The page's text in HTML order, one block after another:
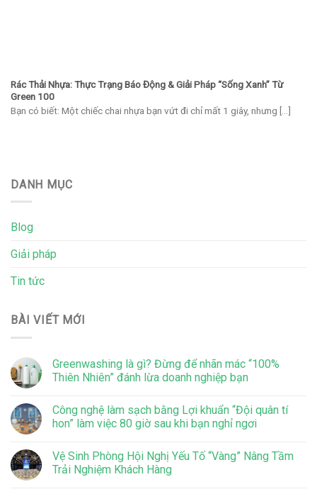
DANH MỤC
Blog
Giải pháp
Tin tức
BÀI VIẾT MỚI
Greenwashing là gì? Đừng để nhãn mác “100%
Thiên Nhiên” đánh lừa doanh nghiệp bạn
Công nghệ làm sạch bằng Lợi khuẩn “Đội quân tí
hon” làm việc 80 giờ sau khi bạn nghỉ ngơi
Vệ Sinh Phòng Hội Nghị Yếu Tố “Vàng” Nâng Tầm
Trải Nghiệm Khách Hàng
Rác Thải Nhựa: Thực Trạng Báo Động & Giải Pháp “Sống Xanh” Từ
Green 100
Bạn có biết: Một chiếc chai nhựa bạn vứt đi chỉ mất 1 giây, nhưng [...]